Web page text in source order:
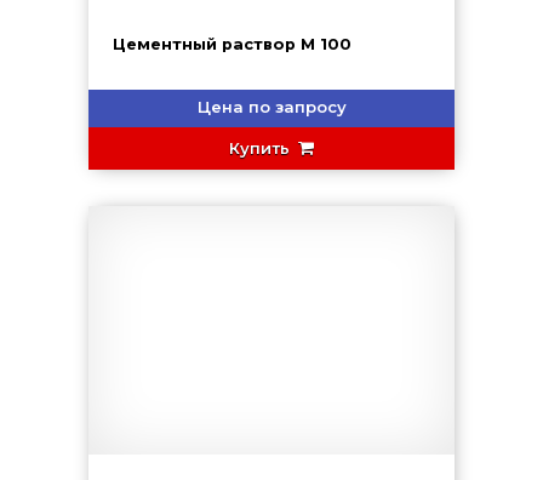
Цементный раствор М 100
Цена по запросу
Купить